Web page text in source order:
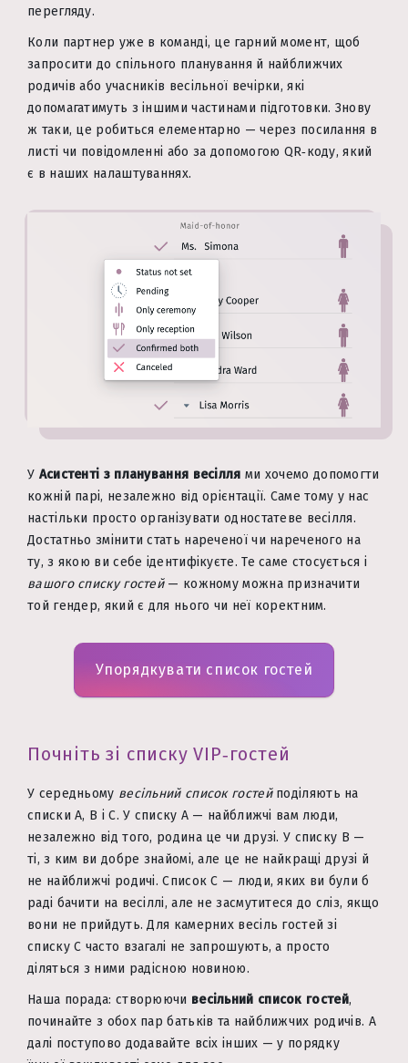
перегляду.
Коли партнер уже в команді, це гарний момент, щоб
запросити до спільного планування й найближчих
родичів або учасників весільної вечірки, які
допомагатимуть з іншими частинами підготовки. Знову
ж таки, це робиться елементарно — через посилання в
листі чи повідомленні або за допомогою QR‑коду, який
є в наших налаштуваннях.
У Асистенті з планування весілля ми хочемо допомогти
кожній парі, незалежно від орієнтації. Саме тому у нас
настільки просто організувати одностатеве весілля.
Достатньо змінити стать нареченої чи нареченого на
ту, з якою ви себе ідентифікуєте. Те саме стосується і
вашого списку гостей— кожному можна призначити
той гендер, який є для нього чи неї коректним.
Упорядкувати список гостей
Почніть зі списку VIP‑гостей
У середньому весільний список гостейподіляють на
списки A, B і C. У списку A — найближчі вам люди,
незалежно від того, родина це чи друзі. У списку B —
ті, з ким ви добре знайомі, але це не найкращі друзі й
не найближчі родичі. Список C — люди, яких ви були б
раді бачити на весіллі, але не засмутитеся до сліз, якщо
вони не прийдуть. Для камерних весіль гостей зі
списку C часто взагалі не запрошують, а просто
діляться з ними радісною новиною.
Наша порада: створюючи весільний список гостей,
починайте з обох пар батьків та найближчих родичів. А
далі поступово додавайте всіх інших — у порядку